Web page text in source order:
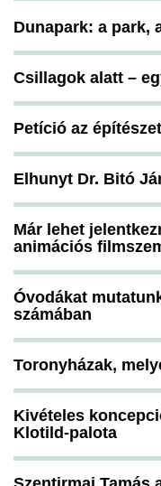
Dunapark: a park,
Csillagok alatt –
Petíció az
Elhunyt Dr. Bitó
Már lehet
animációs
Óvodákat
számában
Toronyházak,
Kivételes
Klotild-palota